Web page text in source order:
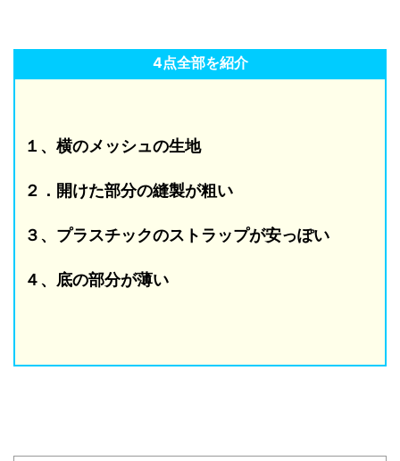
4点全部を紹介
１、横のメッシュの生地
２．開けた部分の縫製が粗い
３、プラスチックのストラップが安っぽい
４、底の部分が薄い